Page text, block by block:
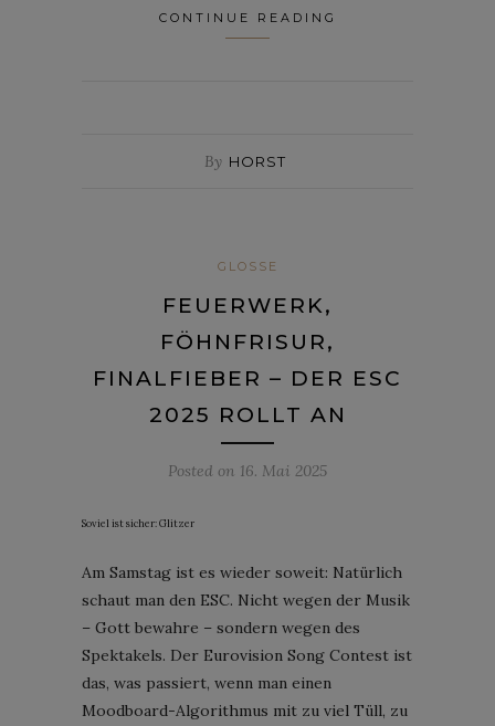
CONTINUE READING
By HORST
GLOSSE
FEUERWERK,
FÖHNFRISUR,
FINALFIEBER – DER ESC
2025 ROLLT AN
Posted on 16. Mai 2025
Soviel ist sicher: Glitzer
Am Samstag ist es wieder soweit: Natürlich
schaut man den ESC. Nicht wegen der Musik
– Gott bewahre – sondern wegen des
Spektakels. Der Eurovision Song Contest ist
das, was passiert, wenn man einen
Moodboard-Algorithmus mit zu viel Tüll, zu